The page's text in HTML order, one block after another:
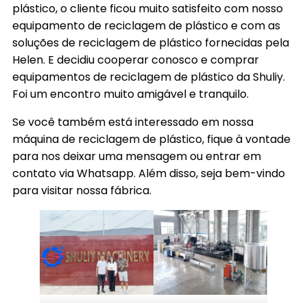
plástico, o cliente ficou muito satisfeito com nosso
equipamento de reciclagem de plástico e com as
soluções de reciclagem de plástico fornecidas pela
Helen. E decidiu cooperar conosco e comprar
equipamentos de reciclagem de plástico da Shuliy.
Foi um encontro muito amigável e tranquilo.
Se você também está interessado em nossa
máquina de reciclagem de plástico, fique à vontade
para nos deixar uma mensagem ou entrar em
contato via Whatsapp. Além disso, seja bem-vindo
para visitar nossa fábrica.